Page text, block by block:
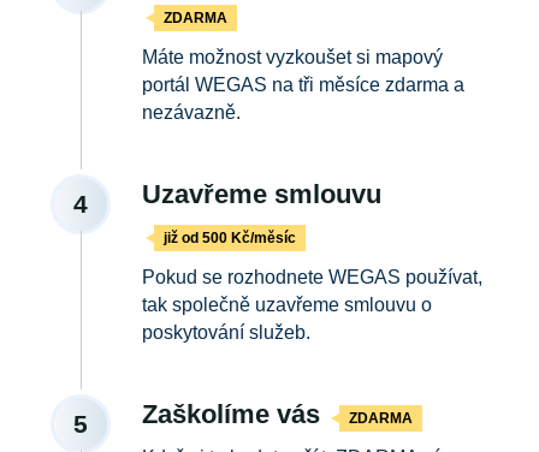
ZDARMA
Máte možnost vyzkoušet si mapový
portál WEGAS na tři měsíce zdarma a
nezávazně.
4 Uzavřeme smlouvu
již od 500 Kč/měsíc
Pokud se rozhodnete WEGAS používat,
tak společně uzavřeme smlouvu o
poskytování služeb.
5 Zaškolíme vás ZDARMA